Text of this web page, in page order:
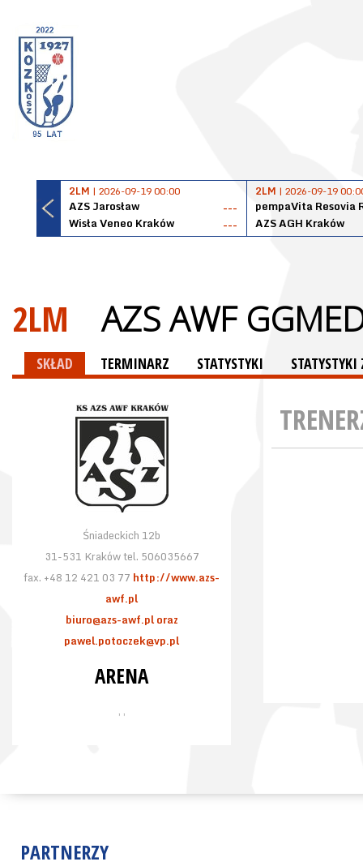
2LM | 2026-09-19 00:00
AZS Jarosław
---
Wisła Veneo Kraków
---
2LM | 2026-09-19
pempaVita Resovia
AZS AGH Kraków
2LM AZS AWF
SKŁAD TERMINARZ STATYSTYKI
Śniadeckich 12b
31-531 Kraków tel. 506035667
fax. +48 12 421 03 77 http://www.azs-
awf.pl
biuro@azs-awf.pl oraz
pawel.potoczek@vp.pl
ARENA
, ,
PARTNERZY